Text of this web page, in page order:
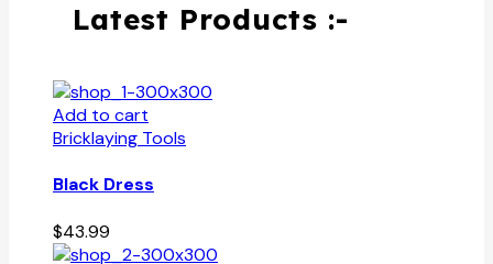
Latest Products :-
Add to cart
Bricklaying Tools
Black Dress
$43.99